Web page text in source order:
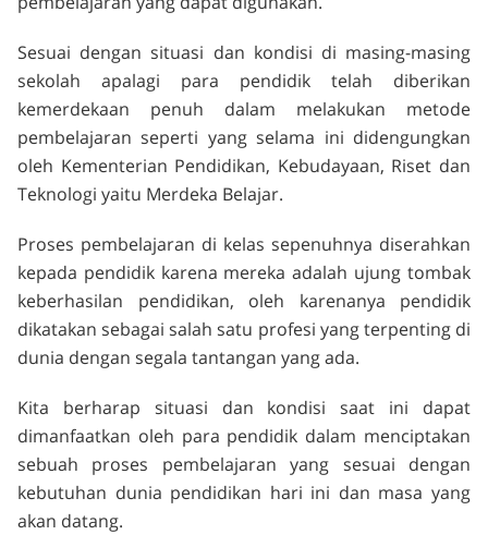
Sesuai dengan situasi dan kondisi di masing-masing
sekolah apalagi para pendidik telah diberikan
kemerdekaan penuh dalam melakukan metode
pembelajaran seperti yang selama ini didengungkan
oleh Kementerian Pendidikan, Kebudayaan, Riset dan
Teknologi yaitu Merdeka Belajar.
Proses pembelajaran di kelas sepenuhnya diserahkan
kepada pendidik karena mereka adalah ujung tombak
keberhasilan pendidikan, oleh karenanya pendidik
dikatakan sebagai salah satu profesi yang terpenting di
dunia dengan segala tantangan yang ada.
Kita berharap situasi dan kondisi saat ini dapat
dimanfaatkan oleh para pendidik dalam menciptakan
sebuah proses pembelajaran yang sesuai dengan
kebutuhan dunia pendidikan hari ini dan masa yang
akan datang.